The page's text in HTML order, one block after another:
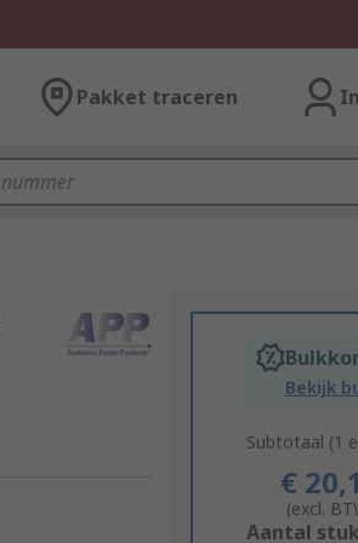
Pakket traceren
Bekijk
Subtotaal (1
€
(excl.
Add
Aantal